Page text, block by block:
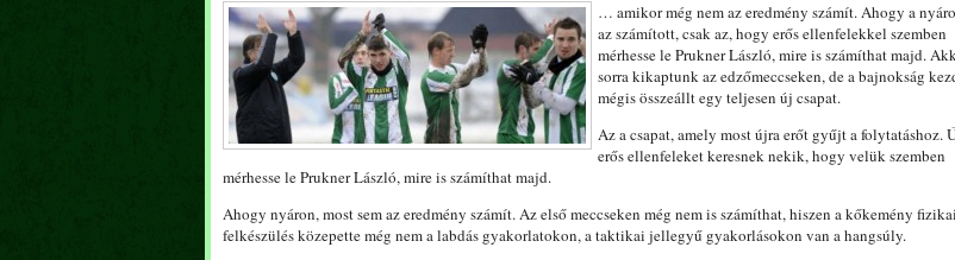
… amikor még nem az eredmény számít. Ahogy a
az számított, csak az, hogy erős ellenfelekkel szemben
mérhesse le Prukner László, mire is számíthat majd.
sorra kikaptunk az edzőmeccseken, de a bajnokság
mégis összeállt egy teljesen új csapat.
Az a csapat, amely most újra erőt gyűjt a folytatáshoz.
erős ellenfeleket keresnek nekik, hogy velük szemben
mérhesse le Prukner László, mire is számíthat majd.
Ahogy nyáron, most sem az eredmény számít. Az első meccseken még nem is számíthat, hiszen a kőkemény fizikai
felkészülés közepette még nem a labdás gyakorlatokon, a taktikai jellegyű gyakorlásokon van a hangsúly.